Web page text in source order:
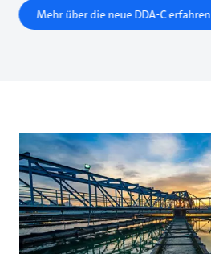
Mehr über die neue DDA-C erfahren